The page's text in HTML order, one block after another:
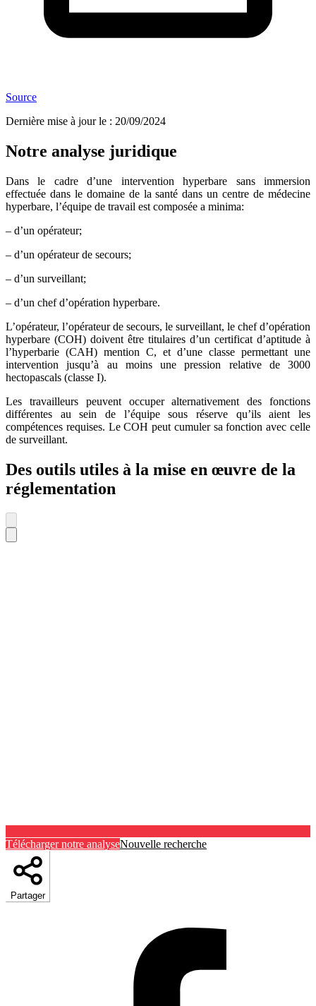
Source
Dernière mise à jour le : 20/09/2024
Notre analyse juridique
Dans le cadre d’une intervention hyperbare sans immersion
effectuée dans le domaine de la santé dans un centre de médecine
hyperbare, l’équipe de travail est composée a minima:
– d’un opérateur;
– d’un opérateur de secours;
– d’un surveillant;
– d’un chef d’opération hyperbare.
L’opérateur, l’opérateur de secours, le surveillant, le chef d’opération
hyperbare (COH) doivent être titulaires d’un certificat d’aptitude à
l’hyperbarie (CAH) mention C, et d’une classe permettant une
intervention jusqu’à au moins une pression relative de 3000
hectopascals (classe I).
Les travailleurs peuvent occuper alternativement des fonctions
différentes au sein de l’équipe sous réserve qu’ils aient les
compétences requises. Le COH peut cumuler sa fonction avec celle
de surveillant.
Des outils utiles à la mise en œuvre de la
réglementation
Télécharger notre analyseNouvelle recherche
Partager